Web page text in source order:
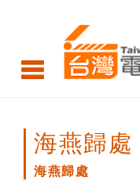
歸
海燕歸處
海燕歸處